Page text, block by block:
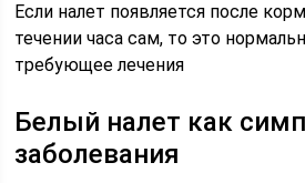
Если налет появляется после
течении часа сам, то это
требующее лечения
Белый налет как
заболевания